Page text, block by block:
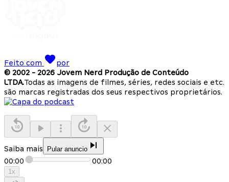
Feito com
por
© 2002 - 2026 Jovem Nerd Produção de Conteúdo
LTDA.Todas as imagens de filmes, séries, redes sociais e etc.
são marcas registradas dos seus respectivos proprietários.
Saiba mais Pular anuncio
00:00 00:00
1x